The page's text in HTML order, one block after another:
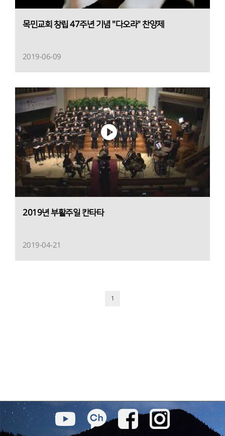
목민교회 창립 47주년 기념 "다오라" 찬양제
2019-06-09
2019년 부활주일 칸타타
2019-04-21
1